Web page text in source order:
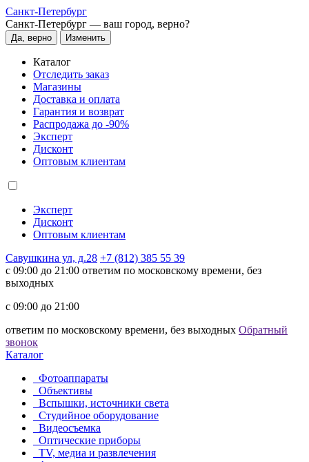
Санкт-Петербург
Санкт-Петербург — ваш город, верно?
Да, верно Изменить
Каталог
Отследить заказ
Магазины
Доставка и оплата
Гарантия и возврат
Распродажа до -90%
Эксперт
Дисконт
Оптовым клиентам
Эксперт
Дисконт
Оптовым клиентам
Савушкина ул, д.28 +7 (812) 385 55 39
c 09:00 до 21:00 ответим по московскому времени, без
выходных
c 09:00 до 21:00
ответим по московскому времени, без выходных Обратный
звонок
Каталог
Фотоаппараты
Объективы
Вспышки, источники света
Студийное оборудование
Видеосъемка
Оптические приборы
TV, медиа и развлечения